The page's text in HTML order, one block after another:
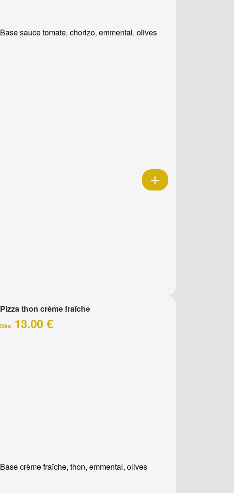
Base sauce tomate, chorizo, emmental, olives
Pizza thon crème fraîche
Dès 13.00 €
Base crème fraîche, thon, emmental, olives